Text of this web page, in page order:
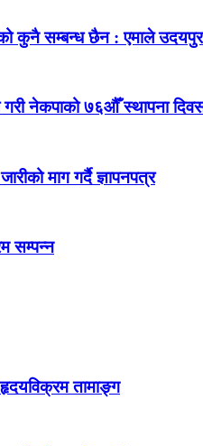
कुनै सम्बन्ध छैन : एमाले उदयपुर
गरी नेकपाको ७६औँ स्थापना
माग गर्दै ज्ञापनपत्र
सम्पन्न
तामाङ्ग